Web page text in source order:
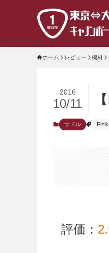
ホーム レビュー 機材
2016
10/11
サドル Fizik
評価：